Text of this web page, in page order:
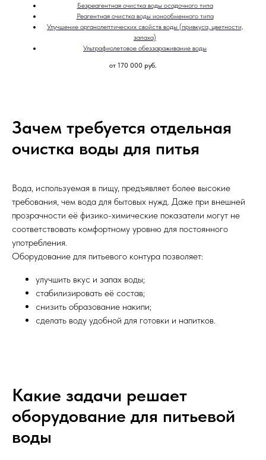
Безреагентная очистка воды осадочного типа
Реагентная очистка воды ионообменного типа
Улучшение органолептических свойств воды (привкуса, цветности,
запаха)
Ультрафиолетовое обеззараживание воды
от 170 000 руб.
Зачем требуется отдельная
очистка воды для питья
Вода, используемая в пищу, предъявляет более высокие
требования, чем вода для бытовых нужд. Даже при внешней
прозрачности её физико-химические показатели могут не
соответствовать комфортному уровню для постоянного
употребления.
Оборудование для питьевого контура позволяет:
улучшить вкус и запах воды;
стабилизировать её состав;
снизить образование накипи;
сделать воду удобной для готовки и напитков.
Какие задачи решает
оборудование для питьевой
воды